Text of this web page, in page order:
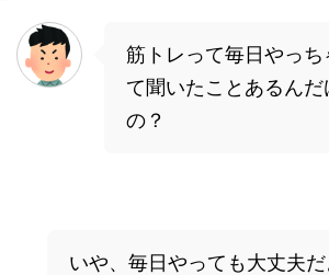
筋トレって毎日やっち
て聞いたことあるん
の？
いや、毎日やっても大丈夫だ